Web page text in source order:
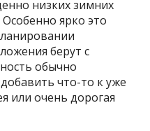
низких зимних
ярко это
берут с
обычно
что-то к уже
или очень дорогая